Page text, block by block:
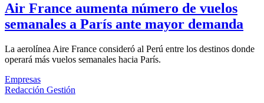
Air France aumenta número de vuelos
semanales a París ante mayor demanda
La aerolínea Aire France consideró al Perú entre los destinos donde
operará más vuelos semanales hacia París.
Empresas
Redacción Gestión